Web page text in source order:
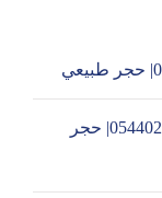
تركيب حجر صناعي في ام القيوين |0544026642| حجر